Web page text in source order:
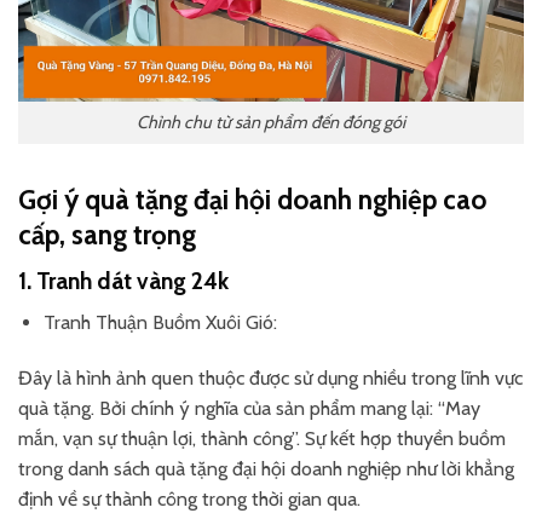
Chỉnh chu từ sản phẩm đến đóng gói
Gợi ý quà tặng đại hội doanh nghiệp cao
cấp, sang trọng
1. Tranh dát vàng 24k
Tranh Thuận Buồm Xuôi Gió:
Đây là hình ảnh quen thuộc được sử dụng nhiều trong lĩnh vực
quà tặng. Bởi chính ý nghĩa của sản phẩm mang lại: “May
mắn, vạn sự thuận lợi, thành công”. Sự kết hợp thuyền buồm
trong danh sách quà tặng đại hội doanh nghiệp như lời khẳng
định về sự thành công trong thời gian qua.